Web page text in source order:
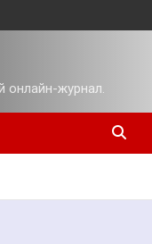
онлайн-журнал.